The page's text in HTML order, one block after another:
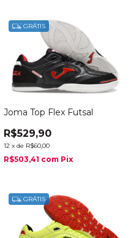
GRÁTIS
Joma Top Flex Futsal
R$529,90
12 x de R$60,00
R$503,41 com Pix
GRÁTIS